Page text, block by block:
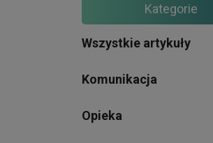
Kategorie
Wszystkie artykuły
Komunikacja
Opieka